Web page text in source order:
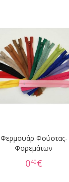
Φερμουάρ Φούστας-
Φορεμάτων
040€